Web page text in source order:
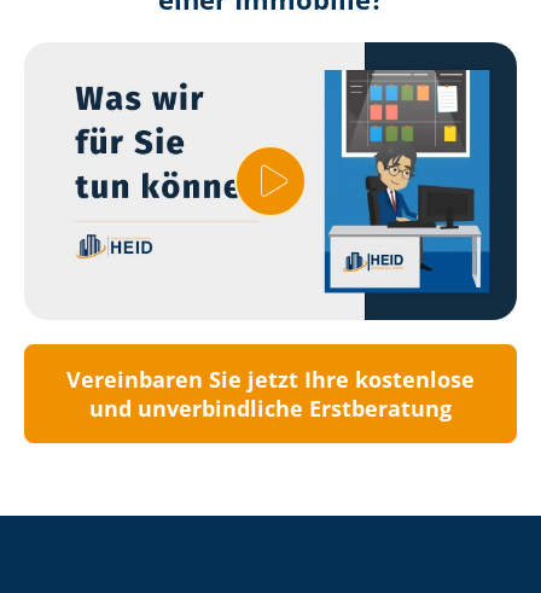
Vereinbaren Sie jetzt Ihre kostenlose
und unverbindliche Erstberatung